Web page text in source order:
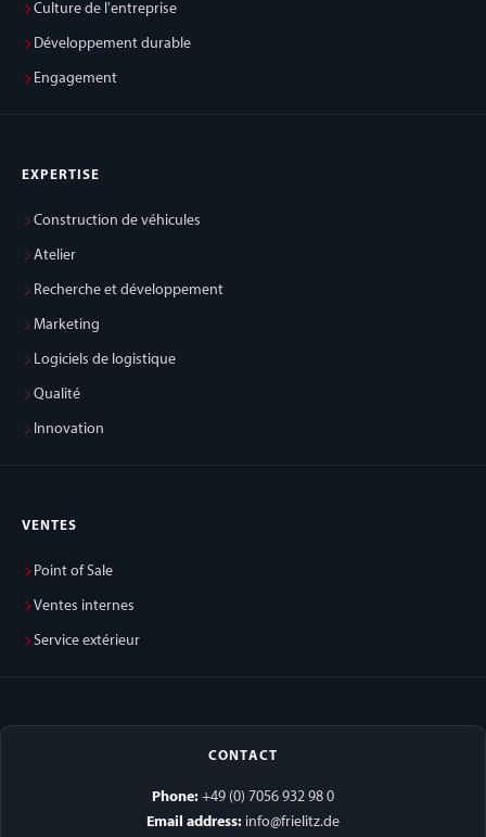
Culture de l'entreprise
Développement durable
Engagement
EXPERTISE
Construction de véhicules
Atelier
Recherche et développement
Marketing
Logiciels de logistique
Qualité
Innovation
VENTES
Point of Sale
Ventes internes
Service extérieur
CONTACT
Phone: +49 (0) 7056 932 98 0
Email address: info@frielitz.de